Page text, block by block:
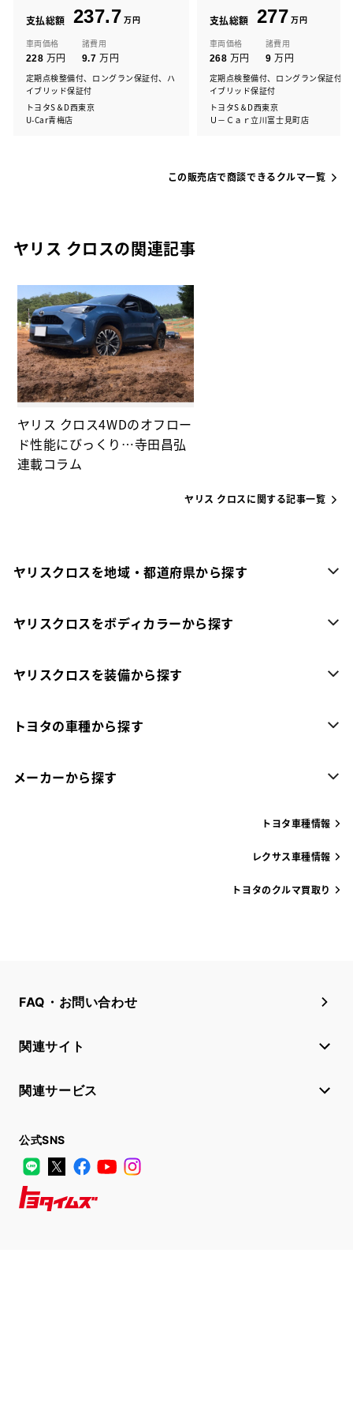
支払総額 237.7 万円
車両価格
228 万円
諸費用
9.7 万円
定期点検整備付、ロングラン保証付、ハ
イブリッド保証付
トヨタS＆D西東京
U-Car青梅店
支払総額 277 万円
車両価格
268 万円
諸費用
9 万円
定期点検整備付、ロングラン保証付、
イブリッド保証付
トヨタS＆D西東京
Ｕ－Ｃａｒ立川富士見町店
この販売店で商談できるクルマ一覧
ヤリス クロスの関連記事
ヤリス クロス4WDのオフロー
ド性能にびっくり…寺田昌弘
連載コラム
ヤリス クロスに関する記事一覧
ヤリスクロスを地域・都道府県から探す
ヤリスクロスをボディカラーから探す
ヤリスクロスを装備から探す
トヨタの車種から探す
メーカーから探す
トヨタ車種情報
レクサス車種情報
トヨタのクルマ買取り
FAQ・お問い合わせ
関連サイト
関連サービス
公式SNS
LINE
X FacebookYouTube